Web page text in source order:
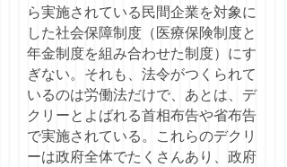
ら実施されている民間企業を対象に
した社会保障制度（医療保険制度と
年金制度を組み合わせた制度）にす
ぎない。それも、法令がつくられて
いるのは労働法だけで、あとは、デ
クリーとよばれる首相布告や省布告
で実施されている。これらのデクリ
ーは政府全体でたくさんあり、政府